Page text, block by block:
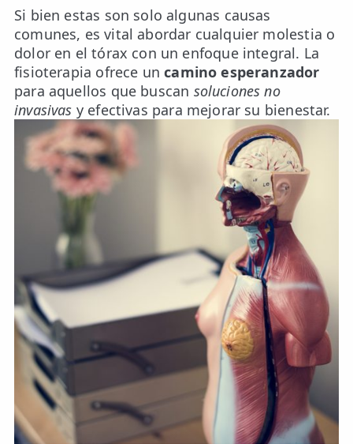
ESTÉTICA
✨ Fisioestética
✨ Radiofrecuencia INDIBA
✨ Drenaje Linfático Manual
✨ Presoterapia
✨ Cicatrices y Estrías
LESIONES
FRECUENTES
Rotura Fibrilar
Dolor de Cabeza
Trocanteritis
Hernia Discal
Fascitis Plantar
Lumbalgia
Si bien estas son solo algunas causas
comunes, es vital abordar cualquier molestia o
dolor en el tórax con un enfoque integral. La
fisioterapia ofrece uncamino esperanzador
para aquellos que buscan soluciones no
invasivas y efectivas para mejorar su bienestar.